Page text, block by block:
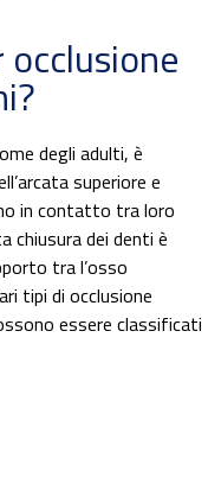
degli adulti, è
superiore e
in contatto tra loro
chiusura dei denti è
tra l’osso
tipi di occlusione
essere classificati